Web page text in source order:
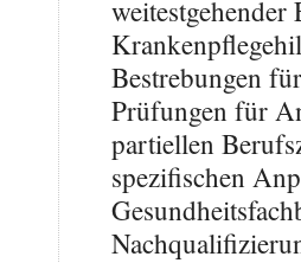
Bestrebungen
Prüfungen für
partiellen
spezifischen